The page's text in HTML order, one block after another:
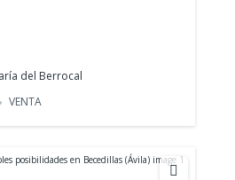
del Berrocal
VENTA